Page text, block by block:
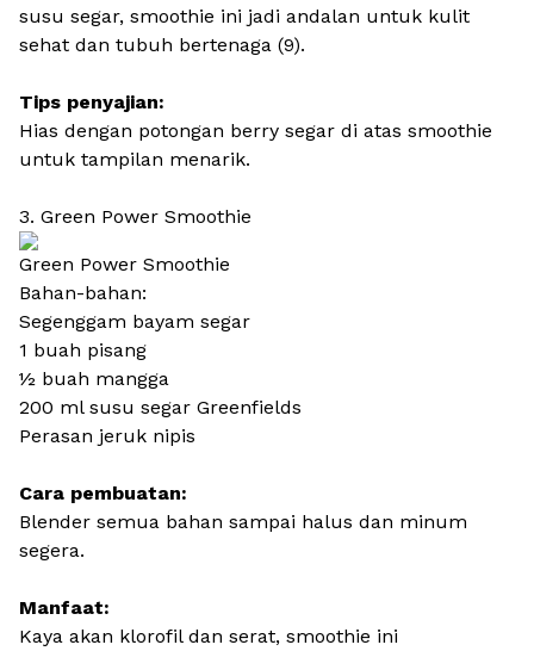
susu segar, smoothie ini jadi andalan untuk kulit
sehat dan tubuh bertenaga (9).
Tips penyajian:
Hias dengan potongan berry segar di atas smoothie
untuk tampilan menarik.
3. Green Power Smoothie
Green Power Smoothie
Bahan-bahan:
Segenggam bayam segar
1 buah pisang
½ buah mangga
200 ml susu segar Greenfields
Perasan jeruk nipis
Cara pembuatan:
Blender semua bahan sampai halus dan minum
segera.
Manfaat:
Kaya akan klorofil dan serat, smoothie ini